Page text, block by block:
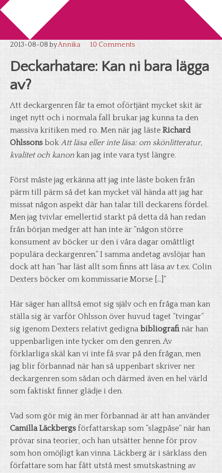
Deckarhatare: Kan ni bara lägga
av?
2013-08-08 byAnnika 10 Comments
Deckarhatare: Kan ni bara lägga
av?
Att deckargenren får ta emot oförtjänt mycket skit är
inget nytt och i normala fall brukar jag kunna ta den
massiva kritiken med ro. Men när jag läste Richard
Ohlssons bok Att läsa eller inte läsa: om skönlitteratur,
kvalitet och kanon kan jag inte vara tyst längre.
Först måste jag erkänna att jag inte läste boken från
pärm till pärm så det kan mycket väl hända att jag har
missat någon aspekt där han talar till deckarens fördel.
Men jag tvivlar emellertid starkt på detta då han redan
från början medger att han inte är ”någon större
konsument av böcker ur den i våra dagar omåttligt
populära deckargenren.” I samma andetag avslöjar han
dock att han ”har läst allt som finns att läsa av t.ex. Colin
Dexters böcker om kommissarie Morse […]”
Här säger han alltså emot sig själv och en fråga man kan
ställa sig är varför Ohlsson över huvud taget ”tvingar”
sig igenom Dexters relativt gedigna bibliografi när han
uppenbarligen inte tycker om den genren. Av
förklarliga skäl kan vi inte få svar på den frågan, men
jag blir förbannad när han så uppenbart skriver ner
deckargenren som sådan och därmed även en hel värld
som faktiskt finner glädje i den.
Vad som gör mig än mer förbannad är att han använder
Camilla Läckbergs författarskap som ”slagpåse” när han
prövar sina teorier, och han utsätter henne för prov
som hon omöjligt kan vinna. Läckberg är i särklass den
författare som har fått utstå mest smutskastning av